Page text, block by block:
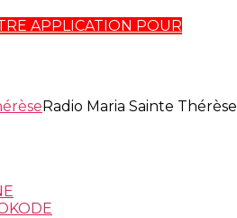
APPLICATION POUR
Radio Maria Sainte Thérèse